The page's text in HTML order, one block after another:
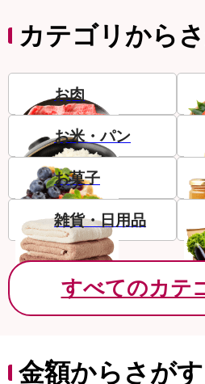
カテゴリから
お肉
お米・パン
お菓子
雑貨・日用品
すべてのカテ
金額からさがす